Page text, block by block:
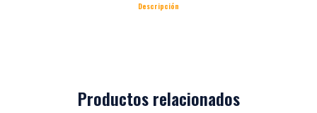
Descripción
Productos relacionados